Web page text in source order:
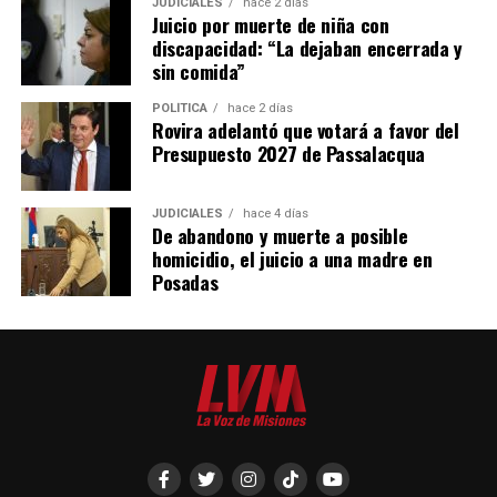
el crecimiento equilibrado en los casi 30.000 km² de la
provincia, generando más oportunidades para cerca de
1.300.000 misioneros”.
“Estoy a disposición para llevar la voz del gobierno de
mi provincia al Congreso de la Nación”, señaló Rojas
Decut y finalizó: “Esa es una causa que no admite
grietas, porque la identidad misionera es una forma de
construir futuro poniendo siempre a Misiones en primer
lugar”.
JUDICIALES hace 2 días
Juicio por muerte de niña con
discapacidad: “La dejaban encerrada y
sin comida”
POLÍTICA hace 2 días
Rovira adelantó que votará a favor del
Presupuesto 2027 de Passalacqua
JUDICIALES hace 4 días
De abandono y muerte a posible
homicidio, el juicio a una madre en
Posadas